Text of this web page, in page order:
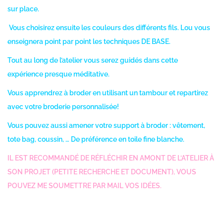
sur place.
Vous choisirez ensuite les couleurs des différents fils. Lou vous
enseignera point par point les techniques DE BASE.
Tout au long de l’atelier vous serez guidés dans cette
expérience presque méditative.
Vous apprendrez à broder en utilisant un tambour et repartirez
avec votre broderie personnalisée!
Vous pouvez aussi amener votre support à broder : vêtement,
tote bag, coussin, … De préférence en toile fine blanche.
IL EST RECOMMANDÉ DE RÉFLÉCHIR EN AMONT DE L’ATELIER À
SON PROJET (PETITE RECHERCHE ET DOCUMENT), VOUS
POUVEZ ME SOUMETTRE PAR MAIL VOS IDÉES.